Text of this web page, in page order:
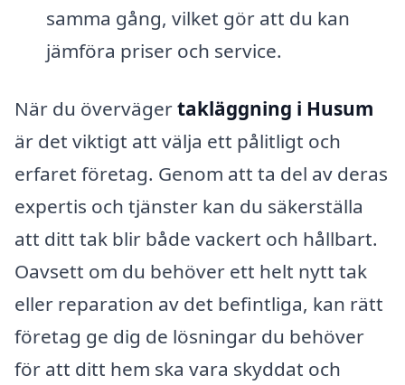
samma gång, vilket gör att du kan
jämföra priser och service.
När du övervägertakläggning i Husum
är det viktigt att välja ett pålitligt och
erfaret företag. Genom att ta del av deras
expertis och tjänster kan du säkerställa
att ditt tak blir både vackert och hållbart.
Oavsett om du behöver ett helt nytt tak
eller reparation av det befintliga, kan rätt
företag ge dig de lösningar du behöver
för att ditt hem ska vara skyddat och